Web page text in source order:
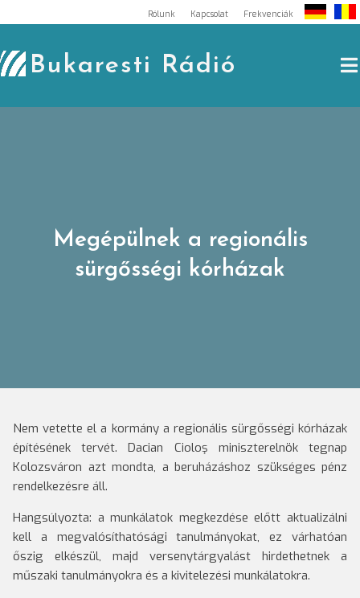
to
content
Rólunk Kapcsolat Frekvenciák
Bukaresti Rádió
Megépülnek a regionális
sürgősségi kórházak
Nem vetette el a kormány a regionális sürgősségi kórházak
építésének tervét. Dacian Cioloş miniszterelnök tegnap
Kolozsváron azt mondta, a beruházáshoz szükséges pénz
rendelkezésre áll.
Hangsúlyozta: a munkálatok megkezdése előtt aktualizálni
kell a megvalósíthatósági tanulmányokat, ez várhatóan
őszig elkészül, majd versenytárgyalást hirdethetnek a
műszaki tanulmányokra és a kivitelezési munkálatokra.